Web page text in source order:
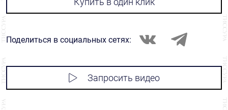
Поделиться в социальных сетях:
Запросить видео